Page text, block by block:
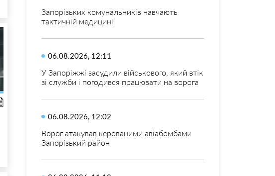
Запорізьких комунальників навчають
тактичній медицині
06.08.2026, 12:11
У Запоріжжі засудили військового, який втік
зі служби і погодився працювати на ворога
06.08.2026, 12:02
Ворог атакував керованими авіабомбами
Запорізький район